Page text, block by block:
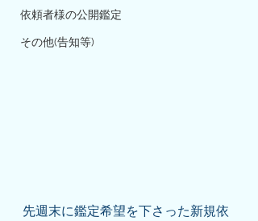
依頼者様の公開鑑定
その他(告知等)
先週末に鑑定希望を下さった新規依